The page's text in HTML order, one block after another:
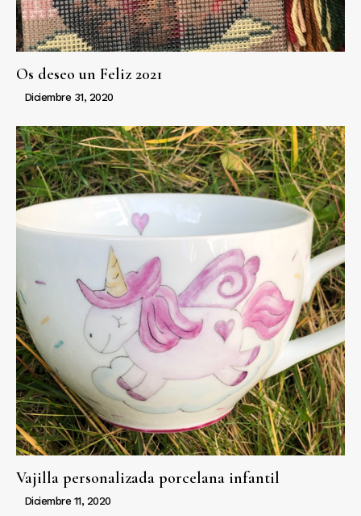
Os deseo un Feliz 2021
Diciembre 31, 2020
Vajilla personalizada porcelana infantil
Diciembre 11, 2020